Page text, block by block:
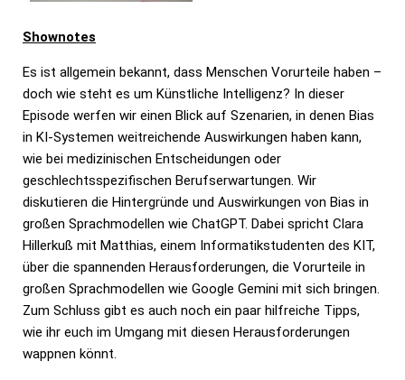
Shownotes
Es ist allgemein bekannt, dass Menschen Vorurteile haben –
doch wie steht es um Künstliche Intelligenz? In dieser
Episode werfen wir einen Blick auf Szenarien, in denen Bias
in KI-Systemen weitreichende Auswirkungen haben kann,
wie bei medizinischen Entscheidungen oder
geschlechtsspezifischen Berufserwartungen. Wir
diskutieren die Hintergründe und Auswirkungen von Bias in
großen Sprachmodellen wie ChatGPT. Dabei spricht Clara
Hillerkuß mit Matthias, einem Informatikstudenten des KIT,
über die spannenden Herausforderungen, die Vorurteile in
großen Sprachmodellen wie Google Gemini mit sich bringen.
Zum Schluss gibt es auch noch ein paar hilfreiche Tipps,
wie ihr euch im Umgang mit diesen Herausforderungen
wappnen könnt.